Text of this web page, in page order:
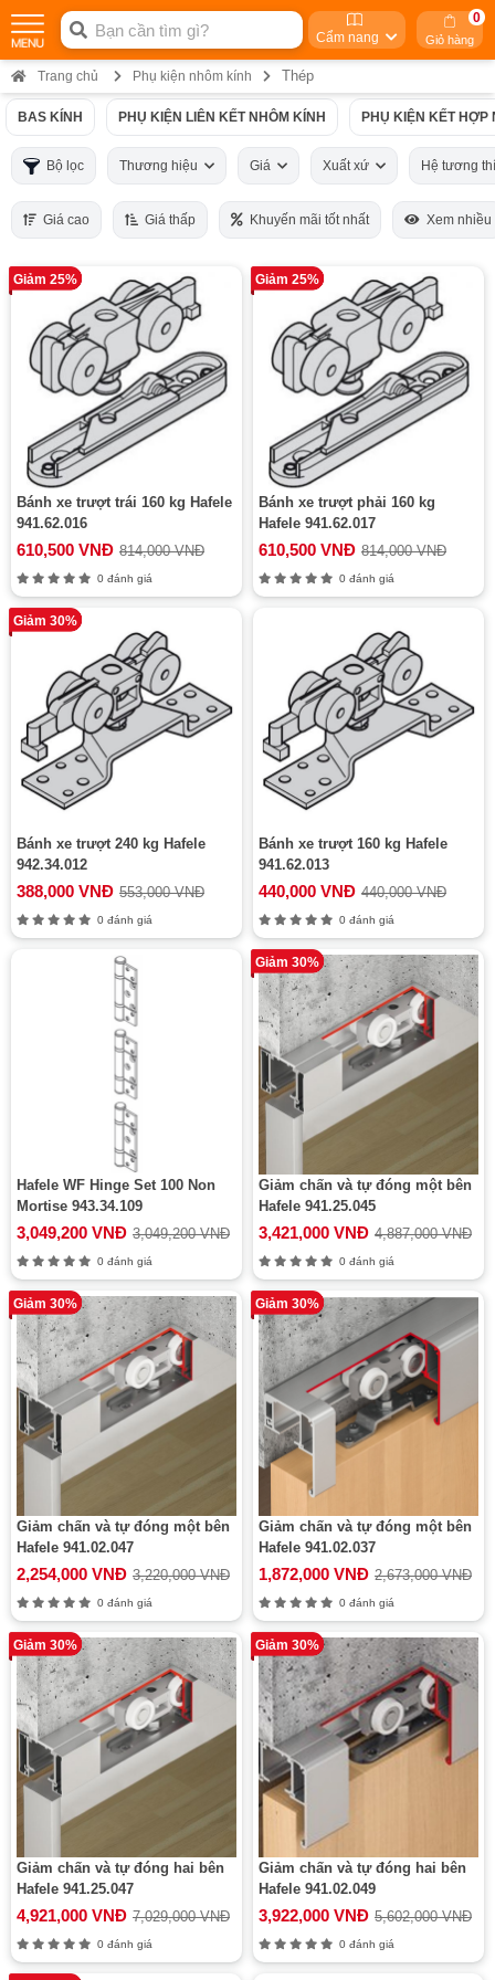
Cẩm nang Giỏ hàng
0
Trang chủ Phụ kiện nhôm kính Thép
BAS KÍNH PHỤ KIỆN LIÊN KẾT NHÔM KÍNH PHỤ KIỆN KẾT HỢP
Bộ lọc Thương hiệu Giá Xuất xứ Hệ tương
Giá cao Giá thấp Khuyến mãi tốt nhất Xem nhiều
Giảm 25%
Bánh xe trượt trái 160 kg Hafele
941.62.016
610,500 VNĐ 814,000 VNĐ
0 đánh giá
Giảm 25%
Bánh xe trượt phải 160 kg
Hafele 941.62.017
610,500 VNĐ 814,000 VNĐ
0 đánh giá
Giảm 30%
Bánh xe trượt 240 kg Hafele
942.34.012
388,000 VNĐ 553,000 VNĐ
0 đánh giá
Bánh xe trượt 160 kg Hafele
941.62.013
440,000 VNĐ 440,000 VNĐ
0 đánh giá
Hafele WF Hinge Set 100 Non
Mortise 943.34.109
3,049,200 VNĐ 3,049,200 VNĐ
0 đánh giá
Giảm 30%
Giảm chấn và tự đóng một bên
Hafele 941.25.045
3,421,000 VNĐ 4,887,000 VNĐ
0 đánh giá
Giảm 30%
Giảm chấn và tự đóng một bên
Hafele 941.02.047
2,254,000 VNĐ 3,220,000 VNĐ
0 đánh giá
Giảm 30%
Giảm chấn và tự đóng một bên
Hafele 941.02.037
1,872,000 VNĐ 2,673,000 VNĐ
0 đánh giá
Giảm 30%
Giảm chấn và tự đóng hai bên
Hafele 941.25.047
4,921,000 VNĐ 7,029,000 VNĐ
0 đánh giá
Giảm 30%
Giảm chấn và tự đóng hai bên
Hafele 941.02.049
3,922,000 VNĐ 5,602,000 VNĐ
0 đánh giá